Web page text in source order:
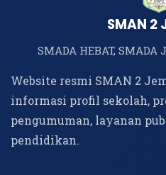
SMAN 2
SMADA HEBAT, SMADA
Website resmi SMAN 2
informasi profil sekolah,
pengumuman, layanan
pendidikan.